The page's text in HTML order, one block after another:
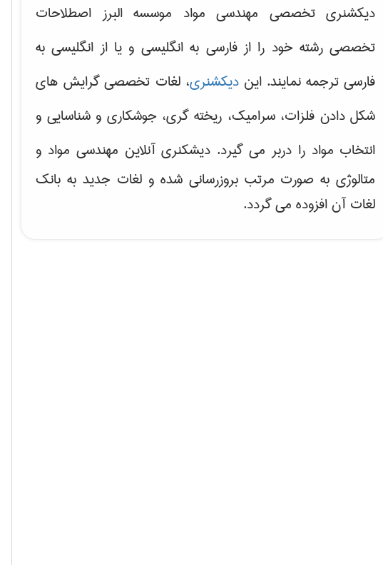
دیکشنری تخصصی مهندسی مواد موسسه البرز اصطلاحات
تخصصی رشته خود را از فارسی به انگلیسی و یا از انگلیسی به
فارسی ترجمه نمایند. ایندیکشنری، لغات تخصصی گرایش های
شکل دادن فلزات، سرامیک، ریخته گری، جوشکاری و شناسایی و
انتخاب مواد را دربر می گیرد. دیشکنری آنلاین مهندسی مواد و
متالوژی به صورت مرتب بروزرسانی شده و لغات جدید به بانک
لغات آن افزوده می گردد.